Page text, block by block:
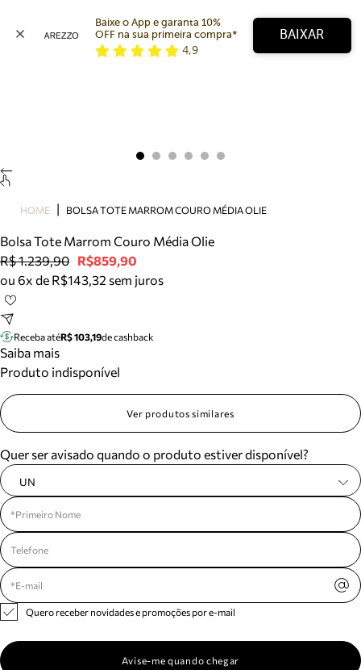
Bolsa
Tamanco
Tênis
Mule
Tire dúvidas sobre pedidos, devoluções e mais.
Meus pedidos
Acompanhe seus pedidos e solicite devoluções.
Baixe o App e garanta 10%
OFF na sua primeira compra*
4,9
BAIXAR
HOME BOLSA TOTE MARROM COURO MÉDIA OLIE
Bolsa Tote Marrom Couro Média Olie
R$ 1.239,90 R$859,90
ou 6x de R$143,32 sem juros
Receba atéR$ 103,19de cashback
Saiba mais
Produto indisponível
Ver produtos similares
Quer ser avisado quando o produto estiver disponível?
UN
Quero receber novidades e promoções por e-mail
Avise-me quando chegar